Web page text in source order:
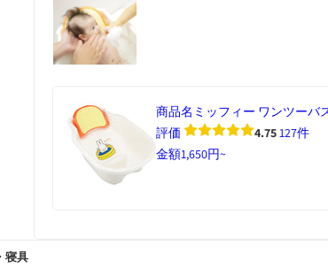
商品名 ミッフィー ワンツーバ
評価
4.75127件
金額1,650円~
寝具